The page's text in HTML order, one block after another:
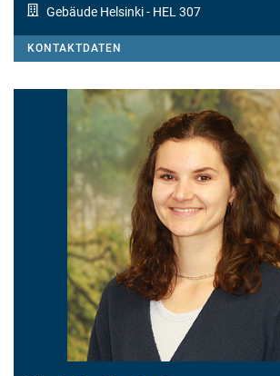
Gebäude Helsinki- HEL 307
KONTAKTDATEN